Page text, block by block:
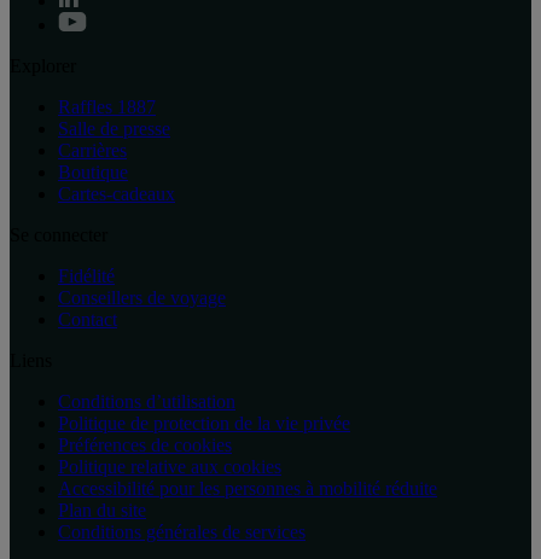
Raffles 1887
Salle de presse
Carrières
Boutique
Cartes-cadeaux
Fidélité
Conseillers de voyage
Contact
Conditions d’utilisation
Politique de protection de la vie privée
Préférences de cookies
Politique relative aux cookies
Accessibilité pour les personnes à mobilité réduite
Plan du site
Conditions générales de services